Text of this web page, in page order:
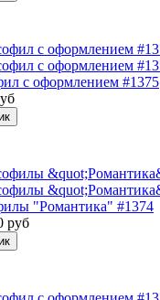
с оформлением #1375
"Романтика" #1374
руб